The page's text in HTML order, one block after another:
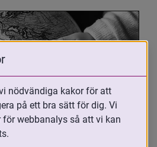
adopterad,
arbetar med
nödvändiga kakor för att
på ett bra sätt för dig. Vi
webbanalys så att vi kan